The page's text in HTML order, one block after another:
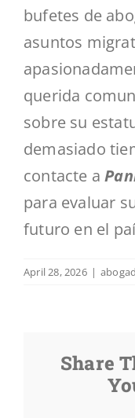
bufetes de
asuntos
querida
sobre su
demasiado
contacte a
para evaluar
futuro en el
April 28, 2026 |
Share